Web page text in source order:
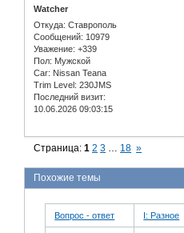
Watcher
Откуда: Ставрополь
Сообщений: 10979
Уважение: +339
Пол: Мужской
Car: Nissan Teana
Trim Level: 230JMS
Последний визит:
10.06.2026 09:03:15
Страница:1 2 3 18 »
Похожие темы
Вопрос - ответ I: Разное